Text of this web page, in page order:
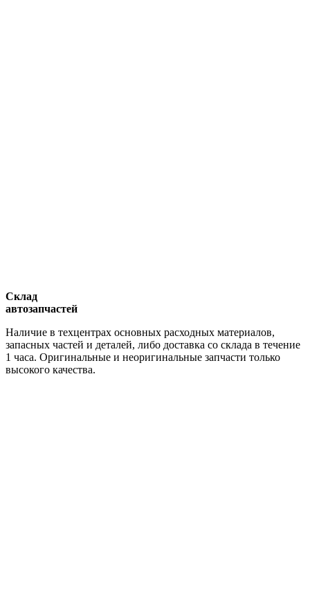
Склад
автозапчастей
Наличие в техцентрах основных расходных материалов,
запасных частей и деталей, либо доставка со склада в течение
1 часа. Оригинальные и неоригинальные запчасти только
высокого качества.